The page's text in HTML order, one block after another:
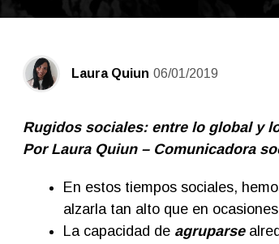
Laura Quiun 06/01/2019
Rugidos sociales: entre lo global y
Por Laura Quiun – Comunicadora
En estos tiempos sociales,
alzarla tan alto que en
La capacidad de agruparse